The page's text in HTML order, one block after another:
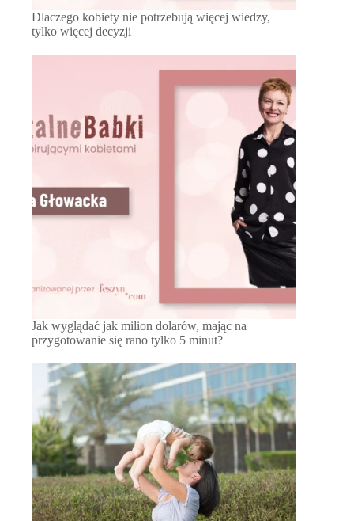
Dlaczego kobiety nie potrzebują więcej wiedzy,
tylko więcej decyzji
Jak wyglądać jak milion dolarów, mając na
przygotowanie się rano tylko 5 minut?